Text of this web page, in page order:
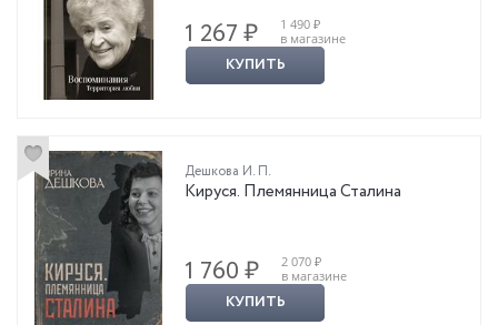
1 267 ₽
1 490 ₽
в магазине
КУПИТЬ
Дешкова И. П.
Кируся. Племянница Сталина
1 760 ₽
2 070 ₽
в магазине
КУПИТЬ